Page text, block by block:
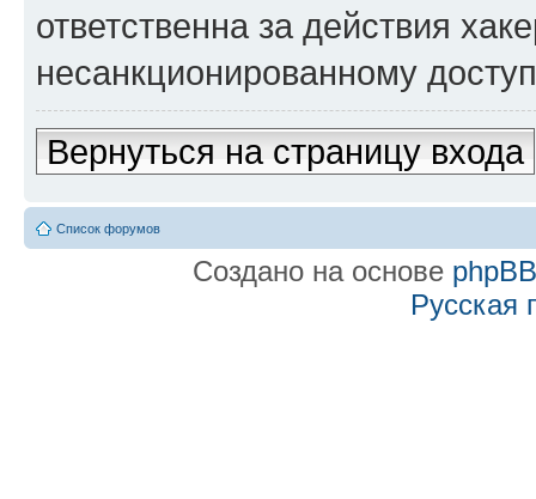
ответственна за действия
несанкционированному
Вернуться на страницу входа
Список форумов
Создано на основе phpBB
Русская